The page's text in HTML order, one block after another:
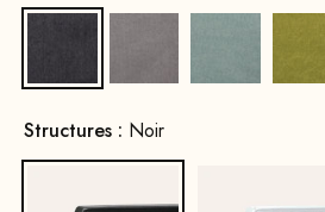
Structures : Noir